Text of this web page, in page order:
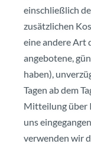
einschließlich
zusätzlichen
eine andere Art
angebotene,
haben),
Tagen ab dem
Mitteilung über
uns
verwenden wir